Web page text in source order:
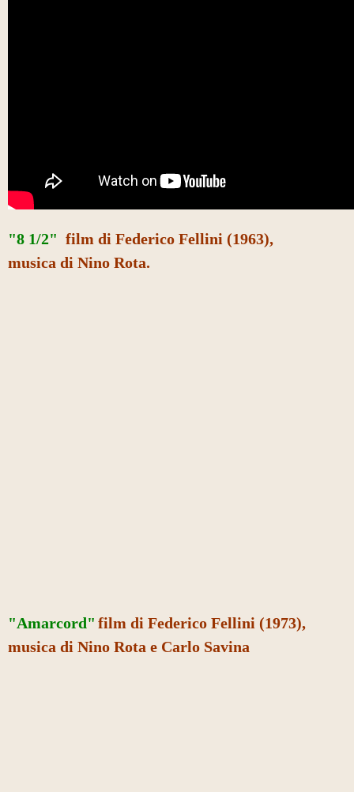
"8 1/2" film di Federico Fellini (1963),
musica di Nino Rota.
"Amarcord" film di Federico Fellini (1973),
musica di Nino Rota e Carlo Savina